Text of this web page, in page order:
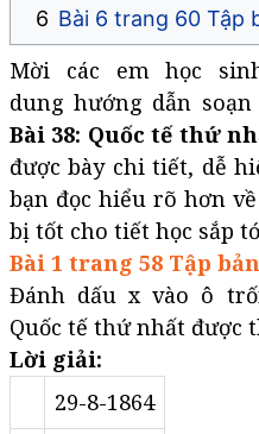
Bài 6 trang 60 Tập
Mời các em học
dung hướng dẫn soạn
Bài 38: Quốc tế thứ
được bày chi tiết, dễ
bạn đọc hiểu rõ hơn
bị tốt cho tiết học sắp
Bài 1 trang 58 Tập
Đánh dấu x vào ô
Quốc tế thứ nhất được
Lời giải:
29-8-1864